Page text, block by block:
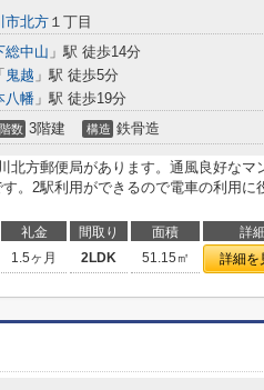
市北方 １丁目
総中山 」駅 徒歩14分
「 鬼越 」駅 徒歩5分
八幡 」駅 徒歩19分
階数 3階建 構造 鉄骨造
北方郵便局があります。通風良好なマ
。2駅利用ができるので電車の利用に
礼金 間取り 面積 詳細
1.5ヶ月 2LDK 51.15㎡ 詳細を